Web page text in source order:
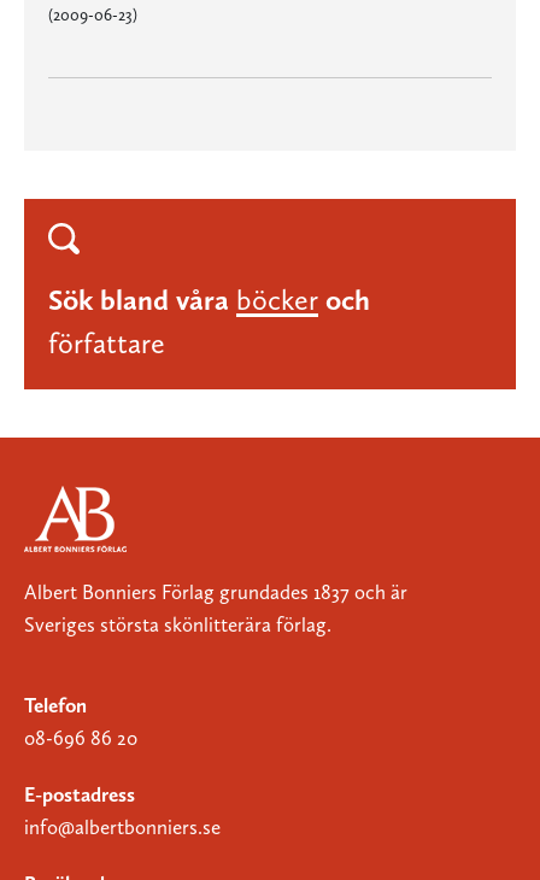
(2009-06-23)
Sök bland våra böcker och
författare
Albert Bonniers Förlag grundades 1837 och är
Sveriges största skönlitterära förlag.
Telefon
08-696 86 20
E-postadress
info@albertbonniers.se